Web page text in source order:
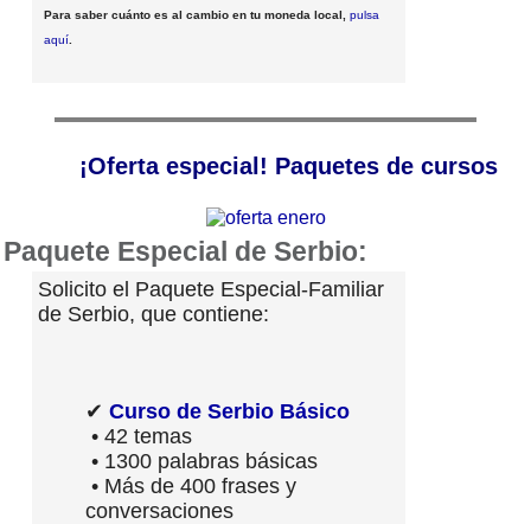
Para saber cuánto es al cambio en tu moneda local, pulsa
aquí
¡Oferta especial! Paquetes de cursos
Paquete Especial de Serbio:
Solicito el Paquete Especial-Familiar
de Serbio, que contiene:
✔ Curso de Serbio Básico
• 42 temas
• 1300 palabras básicas
• Más de 400 frases y
conversaciones